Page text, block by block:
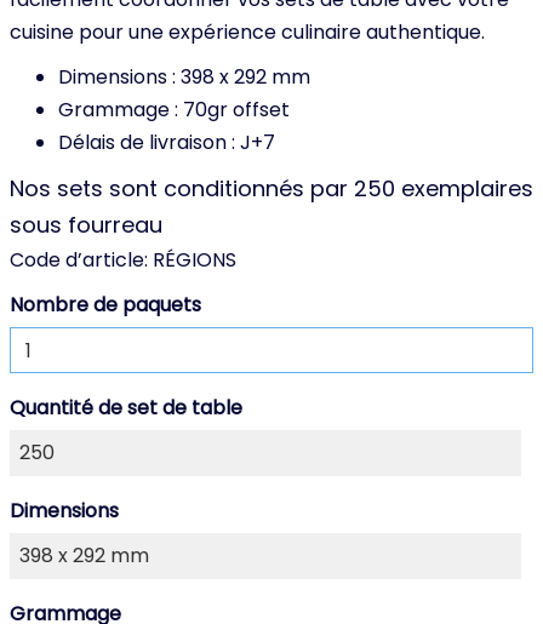
cuisine pour une expérience culinaire authentique.
Dimensions : 398 x 292 mm
Grammage : 70gr offset
Délais de livraison : J+7
Nos sets sont conditionnés par 250 exemplaires
sous fourreau
Code d’article: RÉGIONS
Nombre de paquets
Quantité de set de table
Dimensions
Grammage